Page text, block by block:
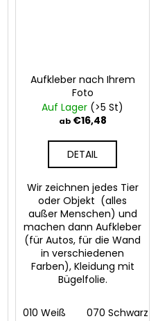
Aufkleber nach Ihrem
Foto
Auf Lager (>5 St)
ab€16,48
DETAIL
Wir zeichnen jedes Tier
oder Objekt (alles
außer Menschen) und
machen dann Aufkleber
(für Autos, für die Wand
in verschiedenen
Farben), Kleidung mit
Bügelfolie.
010 Weiß 070 Schwarz